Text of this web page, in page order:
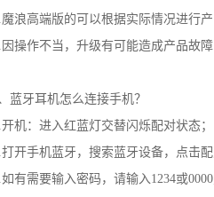
浪高端版的可以根据实际情况进行
操作不当，升级有可能造成产品故
蓝牙耳机怎么连接手机？
机：进入红蓝灯交替闪烁配对状态；
开手机蓝牙，搜索蓝牙设备，点击
有需要输入密码，请输入1234或